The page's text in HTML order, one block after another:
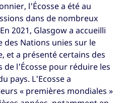
l'Écosse a été au
dans de nombreux
2021, Glasgow a accueilli
des Nations unies sur le
et a présenté certains des
l'Écosse pour réduire les
pays. L'Ecosse a
« premières mondiales »